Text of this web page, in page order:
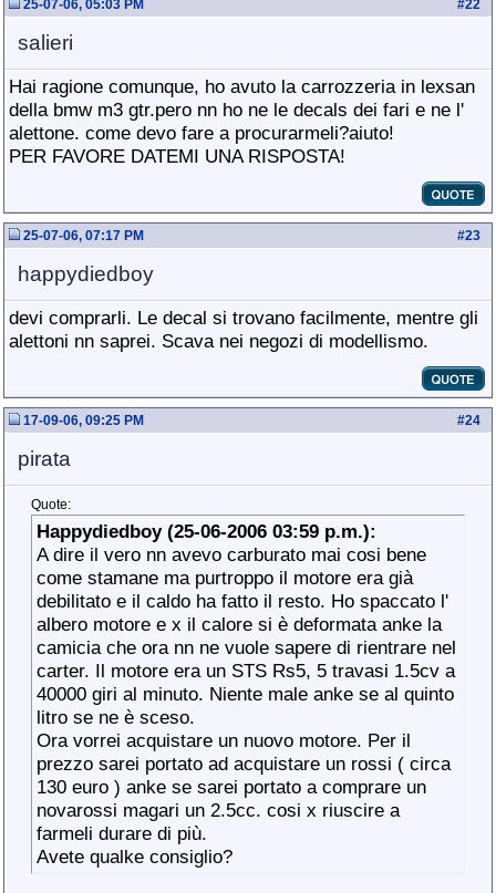
#22
25-07-06, 05:03 PM
salieri
Hai ragione comunque, ho avuto la carrozzeria in lexsan
della bmw m3 gtr.pero nn ho ne le decals dei fari e ne l'
alettone. come devo fare a procurarmeli?aiuto!
PER FAVORE DATEMI UNA RISPOSTA!
#23
25-07-06, 07:17 PM
happydiedboy
devi comprarli. Le decal si trovano facilmente, mentre gli
alettoni nn saprei. Scava nei negozi di modellismo.
#24
17-09-06, 09:25 PM
pirata
Quote:
Happydiedboy (25-06-2006 03:59 p.m.):
A dire il vero nn avevo carburato mai cosi bene
come stamane ma purtroppo il motore era già
debilitato e il caldo ha fatto il resto. Ho spaccato l'
albero motore e x il calore si è deformata anke la
camicia che ora nn ne vuole sapere di rientrare nel
carter. Il motore era un STS Rs5, 5 travasi 1.5cv a
40000 giri al minuto. Niente male anke se al quinto
litro se ne è sceso.
Ora vorrei acquistare un nuovo motore. Per il
prezzo sarei portato ad acquistare un rossi ( circa
130 euro ) anke se sarei portato a comprare un
novarossi magari un 2.5cc. cosi x riuscire a
farmeli durare di più.
Avete qualke consiglio?